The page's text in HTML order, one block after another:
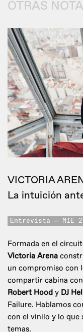
OTRAS
VICTORIA
La intuición
Entrevista MIE
Formada en el
Victoria Arena
un compromiso con
compartir cabina
Robert Hood y DJ
Failure. Hablamos
con el vinilo y lo que
temas.